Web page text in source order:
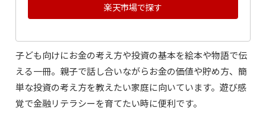
楽天市場で探す
子ども向けにお金の考え方や投資の基本を絵本や物語で伝
える一冊。親子で話し合いながらお金の価値や貯め方、簡
単な投資の考え方を教えたい家庭に向いています。遊び感
覚で金融リテラシーを育てたい時に便利です。